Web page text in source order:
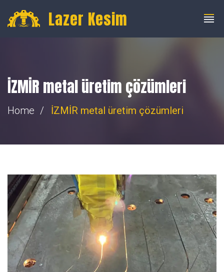
info@fibercnclazer.com
Lazer Kesim
İZMİR metal üretim çözümleri
Home İZMİR metal üretim çözümleri